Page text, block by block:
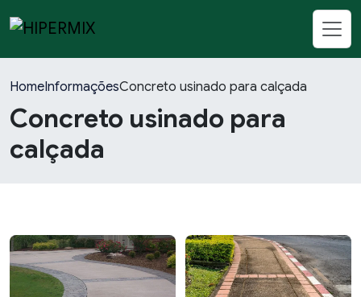
HomeInformaçõesConcreto usinado para calçada
Concreto usinado para
calçada